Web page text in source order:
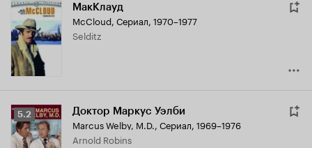
МакКлауд
McCloud, Сериал, 1970–1977
Selditz
Рейтинг
Кинопоиска
5.2
5.2 Доктор Маркус Уэлби
Marcus Welby, M.D., Сериал, 1969–1976
Arnold Robins